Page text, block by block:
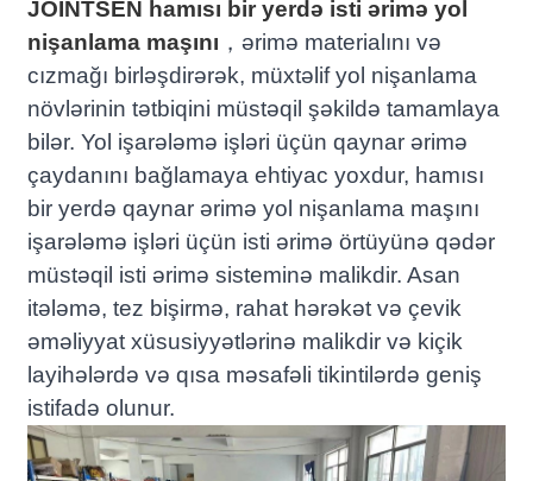
JOINTSEN hamısı bir yerdə isti ərimə yol
nişanlama maşını ，ərimə materialını və
cızmağı birləşdirərək, müxtəlif yol nişanlama
növlərinin tətbiqini müstəqil şəkildə tamamlaya
bilər. Yol işarələmə işləri üçün qaynar ərimə
çaydanını bağlamaya ehtiyac yoxdur, hamısı
bir yerdə qaynar ərimə yol nişanlama maşını
işarələmə işləri üçün isti ərimə örtüyünə qədər
müstəqil isti ərimə sisteminə malikdir. Asan
itələmə, tez bişirmə, rahat hərəkət və çevik
əməliyyat xüsusiyyətlərinə malikdir və kiçik
layihələrdə və qısa məsafəli tikintilərdə geniş
istifadə olunur.